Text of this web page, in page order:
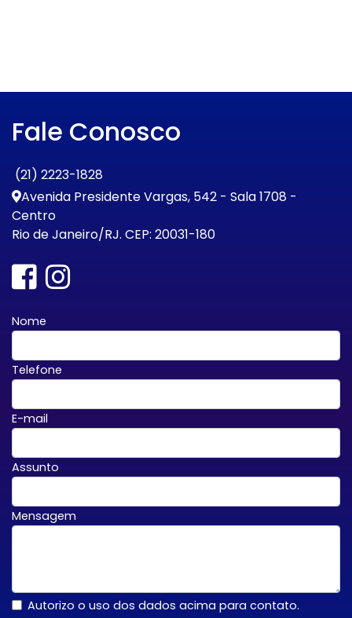
Fale Conosco
(21) 2223-1828
Avenida Presidente Vargas, 542 - Sala 1708 -
Centro
Rio de Janeiro/RJ. CEP: 20031-180
Nome
Telefone
E-mail
Assunto
Mensagem
Autorizo o uso dos dados acima para contato.